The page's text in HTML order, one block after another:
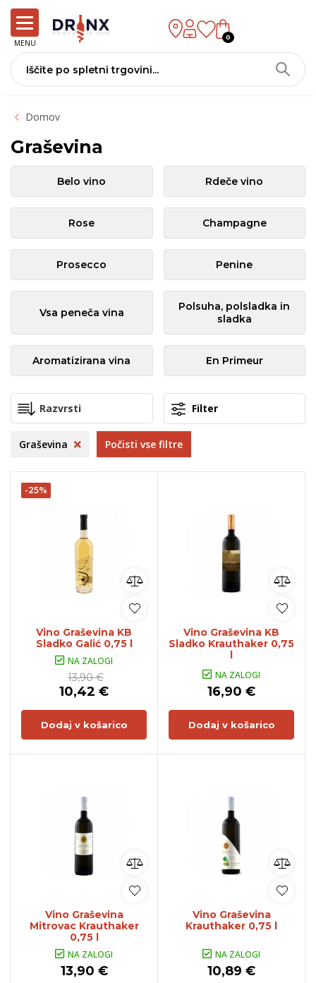
MENU
0
Domov
Graševina
Belo vino Rdeče vino
Rose Champagne
Prosecco Penine
Vsa peneča vina
Polsuha, polsladka in
sladka
Aromatizirana vina En Primeur
Filter
Graševina Počisti vse filtre
-25%
Vino Graševina KB
Sladko Galić 0,75 l
NA ZALOGI
13,90 €
10,42 €
Dodaj v košarico
Vino Graševina KB
Sladko Krauthaker 0,75
l
NA ZALOGI
16,90 €
Dodaj v košarico
Vino Graševina
Mitrovac Krauthaker
0,75 l
NA ZALOGI
13,90 €
Vino Graševina
Krauthaker 0,75 l
NA ZALOGI
10,89 €